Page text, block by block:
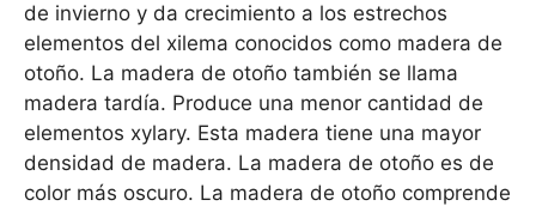
de invierno y da crecimiento a los estrechos
elementos del xilema conocidos como madera de
otoño. La madera de otoño también se llama
madera tardía. Produce una menor cantidad de
elementos xylary. Esta madera tiene una mayor
densidad de madera. La madera de otoño es de
color más oscuro. La madera de otoño comprende